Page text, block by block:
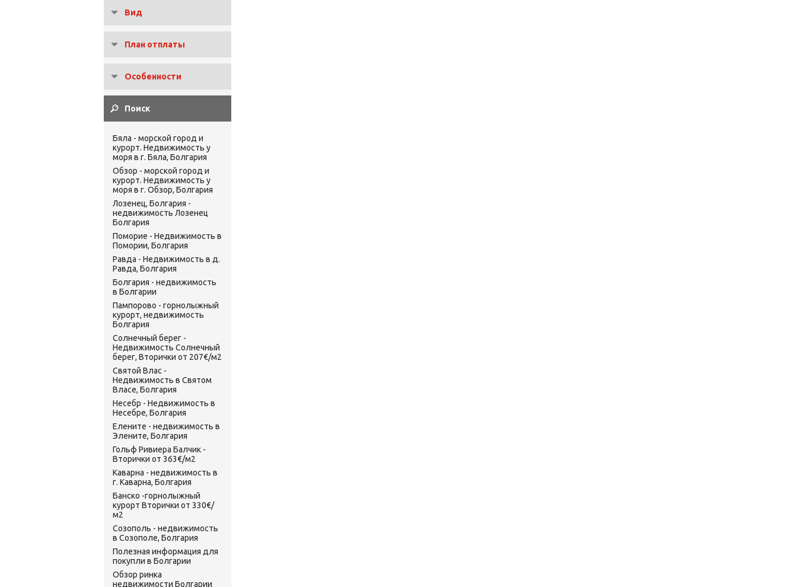
Вид
План отплаты
Особенности
Бяла - морской город и
курорт. Недвижимость у
моря в г. Бяла, Болгария
Обзор - морской город и
курорт. Недвижимость у
моря в г. Обзор, Болгария
Лозенец, Болгария -
недвижимость Лозенец
Болгария
Поморие - Недвижимость в
Помории, Болгария
Равда - Недвижимость в д.
Равда, Болгария
Болгария - недвижимость
в Болгарии
Пампорово - горнолыжный
курорт, недвижимость
Болгария
Солнечный берег -
Недвижимость Солнечный
берег, Вторички от 207€/м2
Святой Влас -
Недвижимость в Святом
Власе, Болгария
Несебр - Недвижимость в
Несебре, Болгария
Елените - недвижимость в
Элените, Болгария
Гольф Ривиера Балчик -
Вторички от 363€/м2
Каварна - недвижимость в
г. Каварна, Болгария
Банско -горнолыжный
курорт Вторички от 330€/
м2
Созополь - недвижимость
в Созополе, Болгария
Полезная информация для
покупли в Болгарии
Обзор ринка
недвижимости Болгарии